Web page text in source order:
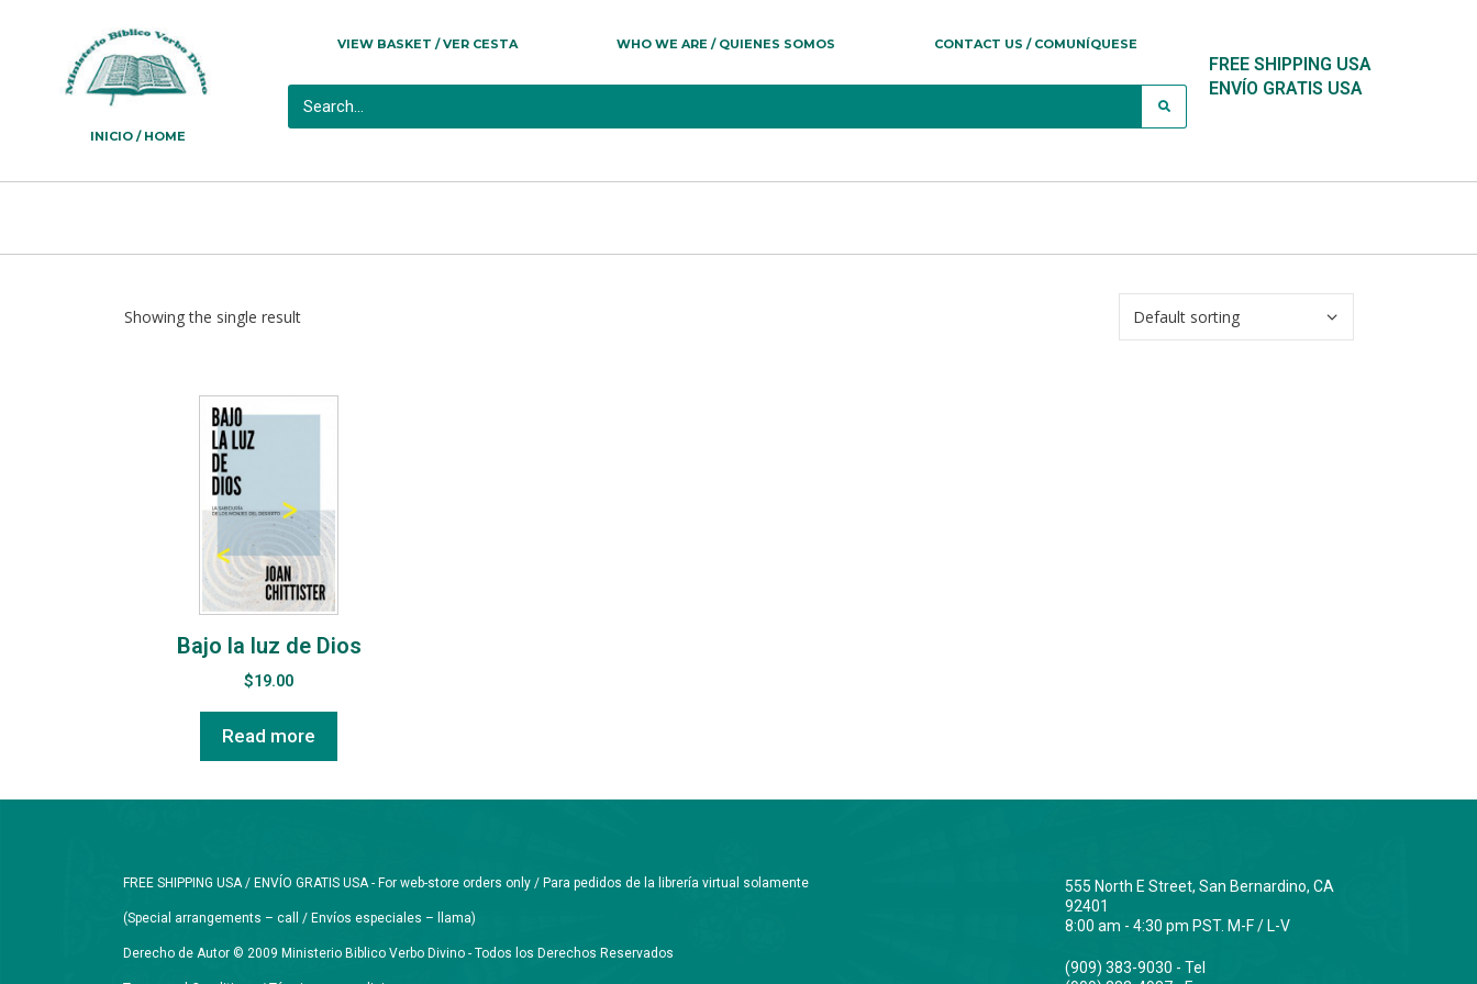
INICIO / HOME
VIEW BASKET / VER CESTA WHO WE ARE / QUIENES SOMOS CONTACT US / COMUNÍQUESE
FREE SHIPPING USA
ENVÍO GRATIS USA
Showing the single result
Bajo la luz de Dios
$19.00
Read more
FREE SHIPPING USA / ENVÍO GRATIS USA - For web-store orders only / Para pedidos de la librería virtual solamente
(Special arrangements – call / Envíos especiales – llama)
Derecho de Autor © 2009 Ministerio Biblico Verbo Divino - Todos los Derechos Reservados
555 North E Street, San Bernardino, CA
92401
8:00 am - 4:30 pm PST. M-F / L-V
(909) 383-9030 - Tel